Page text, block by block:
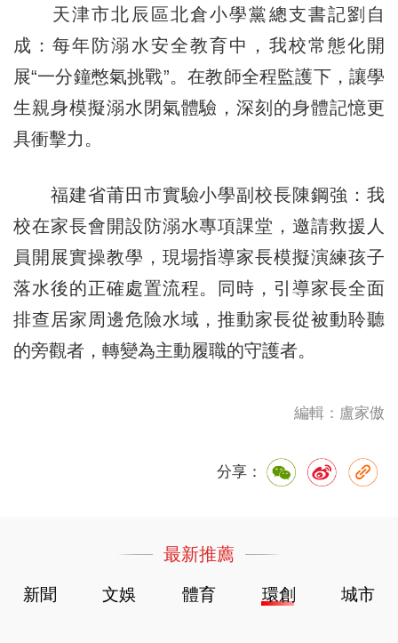
天津市北辰區北倉小學黨總支書記劉自
成：每年防溺水安全教育中，我校常態化開
展“一分鐘憋氣挑戰”。在教師全程監護下，讓學
生親身模擬溺水閉氣體驗，深刻的身體記憶更
具衝擊力。
福建省莆田市實驗小學副校長陳鋼強：我
校在家長會開設防溺水專項課堂，邀請救援人
員開展實操教學，現場指導家長模擬演練孩子
落水後的正確處置流程。同時，引導家長全面
排查居家周邊危險水域，推動家長從被動聆聽
的旁觀者，轉變為主動履職的守護者。
編輯：盧家傲
分享：
最新推薦
新聞 文娛 體育 環創 城市